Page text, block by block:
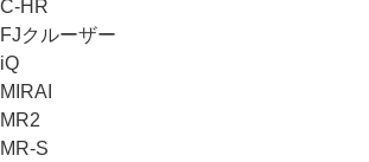
C-HR
FJクルーザー
iQ
MIRAI
MR2
MR-S